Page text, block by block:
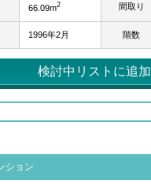
66.09m2 間取り
1996年2月 階数
検討中リストに追加
ション